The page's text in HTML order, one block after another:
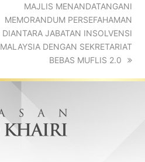
next
post:
MAJLIS MENANDATANGANI
MEMORANDUM PERSEFAHAMAN
DIANTARA JABATAN INSOLVENSI
MALAYSIA DENGAN SEKRETARIAT
BEBAS MUFLIS 2.0